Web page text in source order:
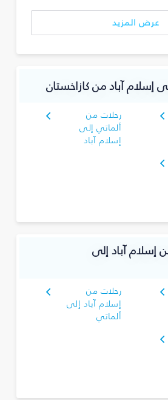
عرض المزيد
إسلام آباد من كازاخستان
رحلات من
ألماتي إلى
إسلام آباد
إسلام آباد إلى
رحلات من
إسلام آباد إلى
ألماتي